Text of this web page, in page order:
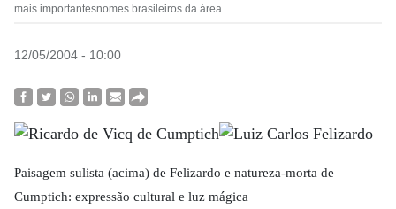
mais importantesnomes brasileiros da área
12/05/2004 - 10:00
Paisagem sulista (acima) de Felizardo e natureza-morta de
Cumptich: expressão cultural e luz mágica